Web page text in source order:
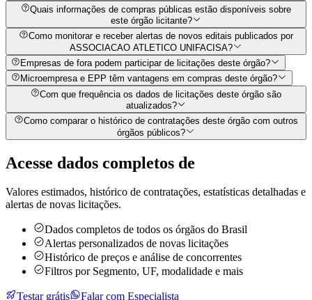
Quais informações de compras públicas estão disponíveis sobre
este órgão licitante?
Como monitorar e receber alertas de novos editais publicados por
ASSOCIACAO ATLETICO UNIFACISA?
Empresas de fora podem participar de licitações deste órgão?
Microempresa e EPP têm vantagens em compras deste órgão?
Com que frequência os dados de licitações deste órgão são
atualizados?
Como comparar o histórico de contratações deste órgão com outros
órgãos públicos?
Acesse dados completos de
Valores estimados, histórico de contratações, estatísticas detalhadas e
alertas de novas licitações.
Dados completos de todos os órgãos do Brasil
Alertas personalizados de novas licitações
Histórico de preços e análise de concorrentes
Filtros por Segmento, UF, modalidade e mais
Testar grátis Falar com Especialista